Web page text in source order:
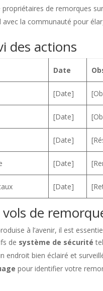
de remorques
la communauté pour
des actions
Date
[Date]
[Date]
[Date]
[Date]
[Date]
de
à l’avenir, il est
de système de sécurité
endroit bien éclairé et
pour identifier votre